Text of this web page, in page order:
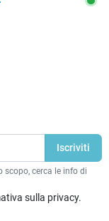
cerca le info di
sulla privacy.